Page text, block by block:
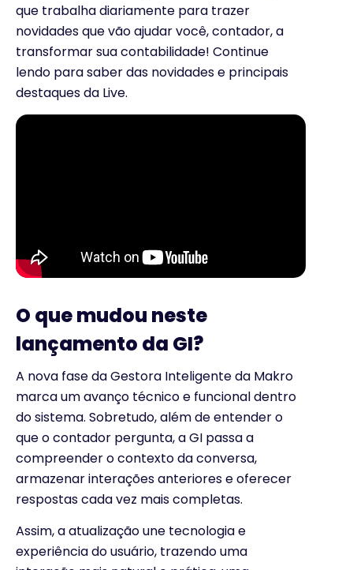
que trabalha diariamente para trazer
novidades que vão ajudar você, contador, a
transformar sua contabilidade! Continue
lendo para saber das novidades e principais
destaques da Live.
O que mudou neste
lançamento da GI?
A nova fase da Gestora Inteligente da Makro
marca um avanço técnico e funcional dentro
do sistema. Sobretudo, além de entender o
que o contador pergunta, a GI passa a
compreender o contexto da conversa,
armazenar interações anteriores e oferecer
respostas cada vez mais completas.
Assim, a atualização une tecnologia e
experiência do usuário, trazendo uma